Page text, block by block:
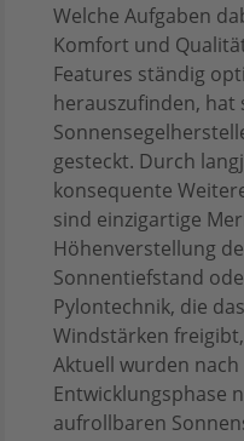
Welche Aufgaben
Komfort und
Features ständig
herauszufinden,
gesteckt. Durch
konsequente
sind einzigartige
Höhenverstellung
Sonnentiefstand
Pylontechnik, die
Windstärken
Aktuell wurden
Entwicklungsphase
aufrollbaren